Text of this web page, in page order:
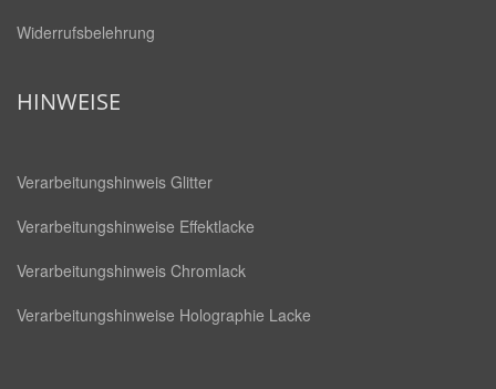
Widerrufsbelehrung
HINWEISE
Verarbeitungshinweis Glitter
Verarbeitungshinweise Effektlacke
Verarbeitungshinweis Chromlack
Verarbeitungshinweise Holographie Lacke